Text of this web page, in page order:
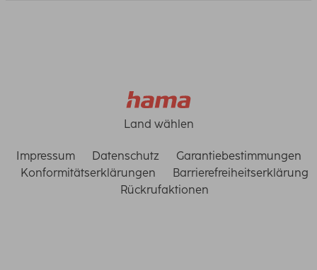
Land wählen
Impressum Datenschutz
Garantiebestimmungen
Konformitätserklärungen
Barrierefreiheitserklärung
Rückrufaktionen